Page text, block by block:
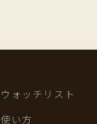
ウォッチリスト
使い方